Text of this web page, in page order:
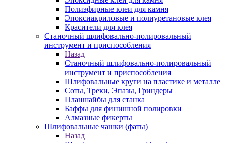
Полиэфирные клеи для камня
Эпоксиакриловые и полиуретановые клея
Красители для клея
Станочный шлифовально-полировальный
инструмент и приспособления
Назад
Станочный шлифовально-полировальный
инструмент и приспособления
Шлифовальные круги на пластике и металле
Соты, Треки, Эпазы, Гриндеры
Планшайбы для станка
Баффы для финишной полировки
Алмазные фикерты
Шлифовальные чашки (фаты)
Назад